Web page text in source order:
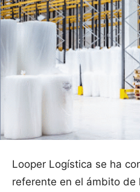
Looper Logística se ha
referente en el ámbito de